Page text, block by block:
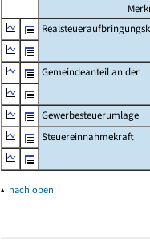
Gemeindeanteil an der
Gewerbesteuerumlage
Steuereinnahmekraft
▴ nach oben